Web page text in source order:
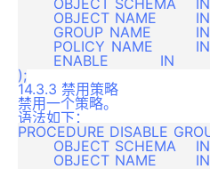
14.3.3 禁用策略
禁用一个策略。
语法如下：
PROCEDURE